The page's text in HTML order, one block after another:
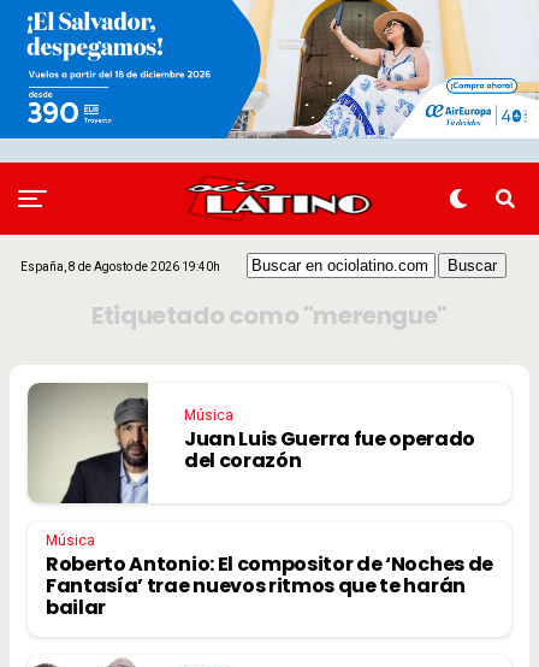
España, 8 de Agosto de 2026 19:40h
Etiquetado como "merengue"
Música
Juan Luis Guerra fue operado
del corazón
Música
Roberto Antonio: El compositor de ‘Noches de
Fantasía’ trae nuevos ritmos que te harán
bailar